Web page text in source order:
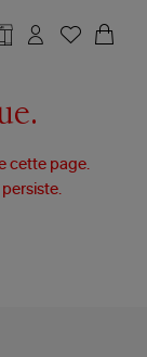
cette page.
persiste.